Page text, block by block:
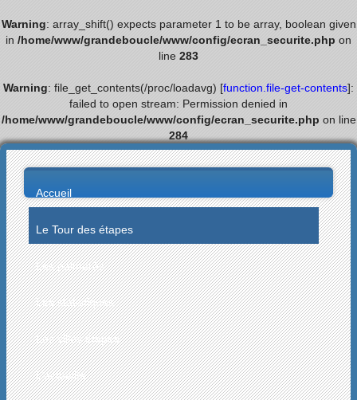
Warning: array_shift() expects parameter 1 to be array, boolean given
in /home/www/grandeboucle/www/config/ecran_securite.php on
line 283
Warning: file_get_contents(/proc/loadavg) [function.file-get-contents]:
failed to open stream: Permission denied in
/home/www/grandeboucle/www/config/ecran_securite.php on line
284
Accueil
Le Tour des étapes
Les palmarès
Les statistiques
Les villes étapes
L’actualité